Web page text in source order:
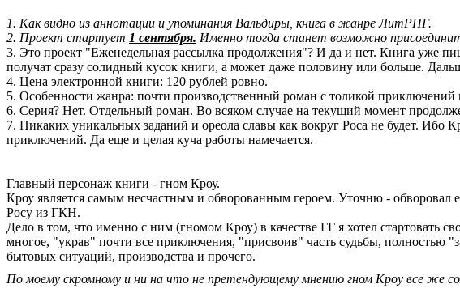
1. Как видно из аннотации и упоминания Вальдиры, книга в жанре ЛитРПГ.
2. Проект стартует 1 сентября. Именно тогда станет возможно
3. Это проект "Еженедельная рассылка продолжения"? И да и нет. Книга уже
получат сразу солидный кусок книги, а может даже половину или больше.
4. Цена электронной книги: 120 рублей ровно.
5. Особенности жанра: почти производственный роман с толикой
6. Серия? Нет. Отдельный роман. Во всяком случае на текущий момент
7. Никаких уникальных заданий и ореола славы как вокруг Роса не будет. Ибо
приключений. Да еще и целая куча работы намечается.
Главный персонаж книги - гном Кроу.
Кроу является самым несчастным и обворованным героем. Уточню - обворовал
Росу из ГКН.
Дело в том, что именно с ним (гномом Кроу) в качестве ГГ я хотел стартовать
многое, "украв" почти все приключения, "присвоив" часть судьбы, полностью
бытовых ситуаций, производства и прочего.
По моему скромному и ни на что не претендующему мнению гном Кроу все же